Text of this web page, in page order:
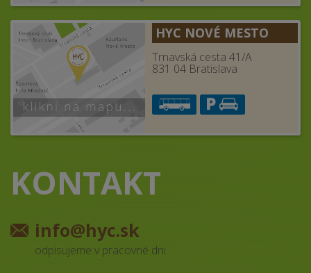
HYC NOVÉ MESTO
Trnavská cesta 41/A
831 04 Bratislava
KONTAKT
info@hyc.sk
odpisujeme v pracovné dni